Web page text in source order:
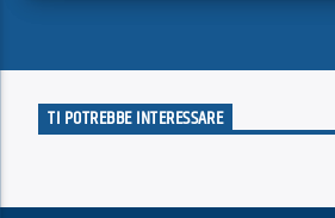
TI POTREBBE INTERESSARE